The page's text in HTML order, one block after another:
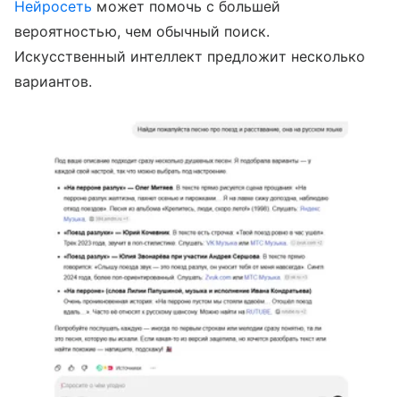
Нейросеть может помочь с большей
вероятностью, чем обычный поиск.
Искусственный интеллект предложит несколько
вариантов.